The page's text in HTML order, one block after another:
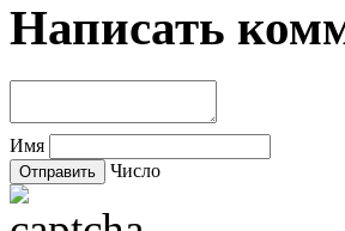
Написать
Имя
Число